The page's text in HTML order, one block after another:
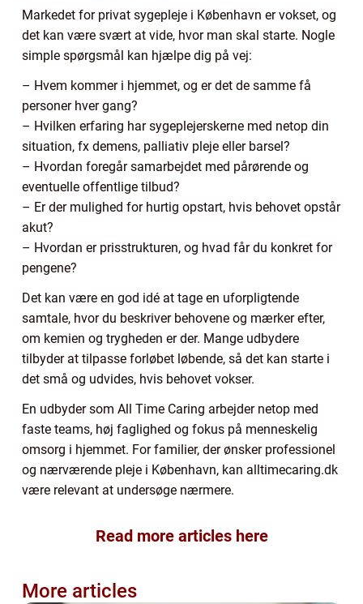
Markedet for privat sygepleje i København er vokset, og
det kan være svært at vide, hvor man skal starte. Nogle
simple spørgsmål kan hjælpe dig på vej:
– Hvem kommer i hjemmet, og er det de samme få
personer hver gang?
– Hvilken erfaring har sygeplejerskerne med netop din
situation, fx demens, palliativ pleje eller barsel?
– Hvordan foregår samarbejdet med pårørende og
eventuelle offentlige tilbud?
– Er der mulighed for hurtig opstart, hvis behovet opstår
akut?
– Hvordan er prisstrukturen, og hvad får du konkret for
pengene?
Det kan være en god idé at tage en uforpligtende
samtale, hvor du beskriver behovene og mærker efter,
om kemien og trygheden er der. Mange udbydere
tilbyder at tilpasse forløbet løbende, så det kan starte i
det små og udvides, hvis behovet vokser.
En udbyder som All Time Caring arbejder netop med
faste teams, høj faglighed og fokus på menneskelig
omsorg i hjemmet. For familier, der ønsker professionel
og nærværende pleje i København, kan alltimecaring.dk
være relevant at undersøge nærmere.
Read more articles here
More articles